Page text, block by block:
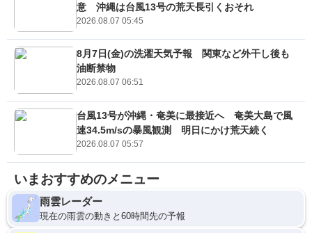
意 沖縄は台風13号の荒天長引くおそれ
2026.08.07 05:45
8月7日(金)の洗濯天気予報 関東など外干し後も
油断禁物
2026.08.07 06:51
台風13号が沖縄・奄美に最接近へ 奄美大島で風
速34.5m/sの暴風観測 明日にかけ荒天続く
2026.08.07 05:57
いまおすすめのメニュー
雨雲レーダー
現在の雨雲の動きと60時間先の予報